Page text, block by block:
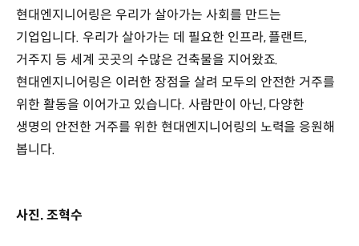
현대엔지니어링은 우리가 살아가는 사회를 만드는
기업입니다. 우리가 살아가는 데 필요한 인프라, 플랜트,
거주지 등 세계 곳곳의 수많은 건축물을 지어왔죠.
현대엔지니어링은 이러한 장점을 살려 모두의 안전한 거주를
위한 활동을 이어가고 있습니다. 사람만이 아닌, 다양한
생명의 안전한 거주를 위한 현대엔지니어링의 노력을 응원해
봅니다.
사진. 조혁수